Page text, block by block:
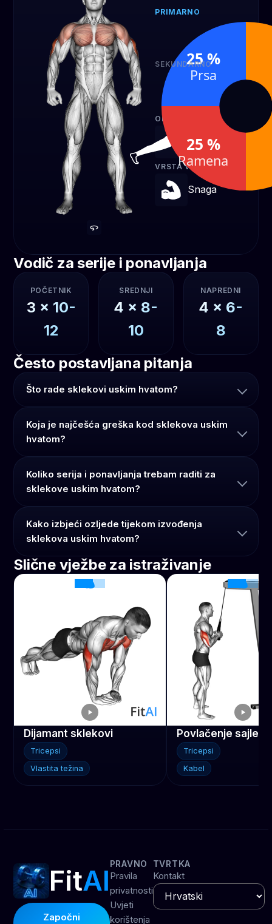
PRIMARNO
Tricepsi
50 %
SEKUNDARNO
Ramena
OPREMA
Vlastita težina
VRSTA VJEŽBE
Snaga
25 %
Ramena
25 %
Prsa
Vodič za serije i ponavljanja
POČETNIK
3 x 10-
12
SREDNJI
4 x 8-
10
NAPREDNI
4 x 6-
8
Često postavljana pitanja
Što rade sklekovi uskim hvatom?
Koja je najčešća greška kod sklekova uskim
hvatom?
Koliko serija i ponavljanja trebam raditi za
sklekove uskim hvatom?
Kako izbjeći ozljede tijekom izvođenja
sklekova uskim hvatom?
Slične vježbe za istraživanje
Dijamant sklekovi
Tricepsi
Vlastita težina
Tricepsi
Kabel
FitAI
Započni
PRAVNO
Pravila
privatnosti
Uvjeti
korištenja
TVRTKA
Kontakt